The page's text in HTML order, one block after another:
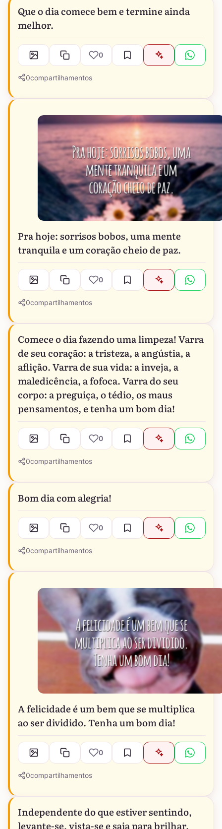
Que o dia comece bem e termine ainda
melhor.
0
0compartilhamentos
Pra hoje: sorrisos bobos, uma mente
tranquila e um coração cheio de paz.
0
0compartilhamentos
Comece o dia fazendo uma limpeza! Varra
de seu coração: a tristeza, a angústia, a
aflição. Varra de sua vida: a inveja, a
maledicência, a fofoca. Varra do seu
corpo: a preguiça, o tédio, os maus
pensamentos, e tenha um bom dia!
0
0compartilhamentos
Bom dia com alegria!
0
0compartilhamentos
A felicidade é um bem que se multiplica
ao ser dividido. Tenha um bom dia!
0
0compartilhamentos
Independente do que estiver sentindo,
levante-se, vista-se e saia para brilhar.